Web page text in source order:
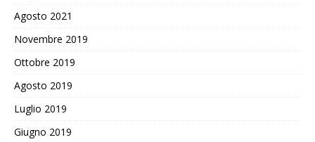
Agosto 2021
Novembre 2019
Ottobre 2019
Agosto 2019
Luglio 2019
Giugno 2019